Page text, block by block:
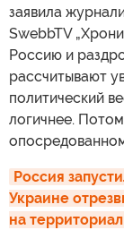
заявила
SwebbTV
Россию и
рассчитывают
политический
логичнее.
Россия
Украине
на